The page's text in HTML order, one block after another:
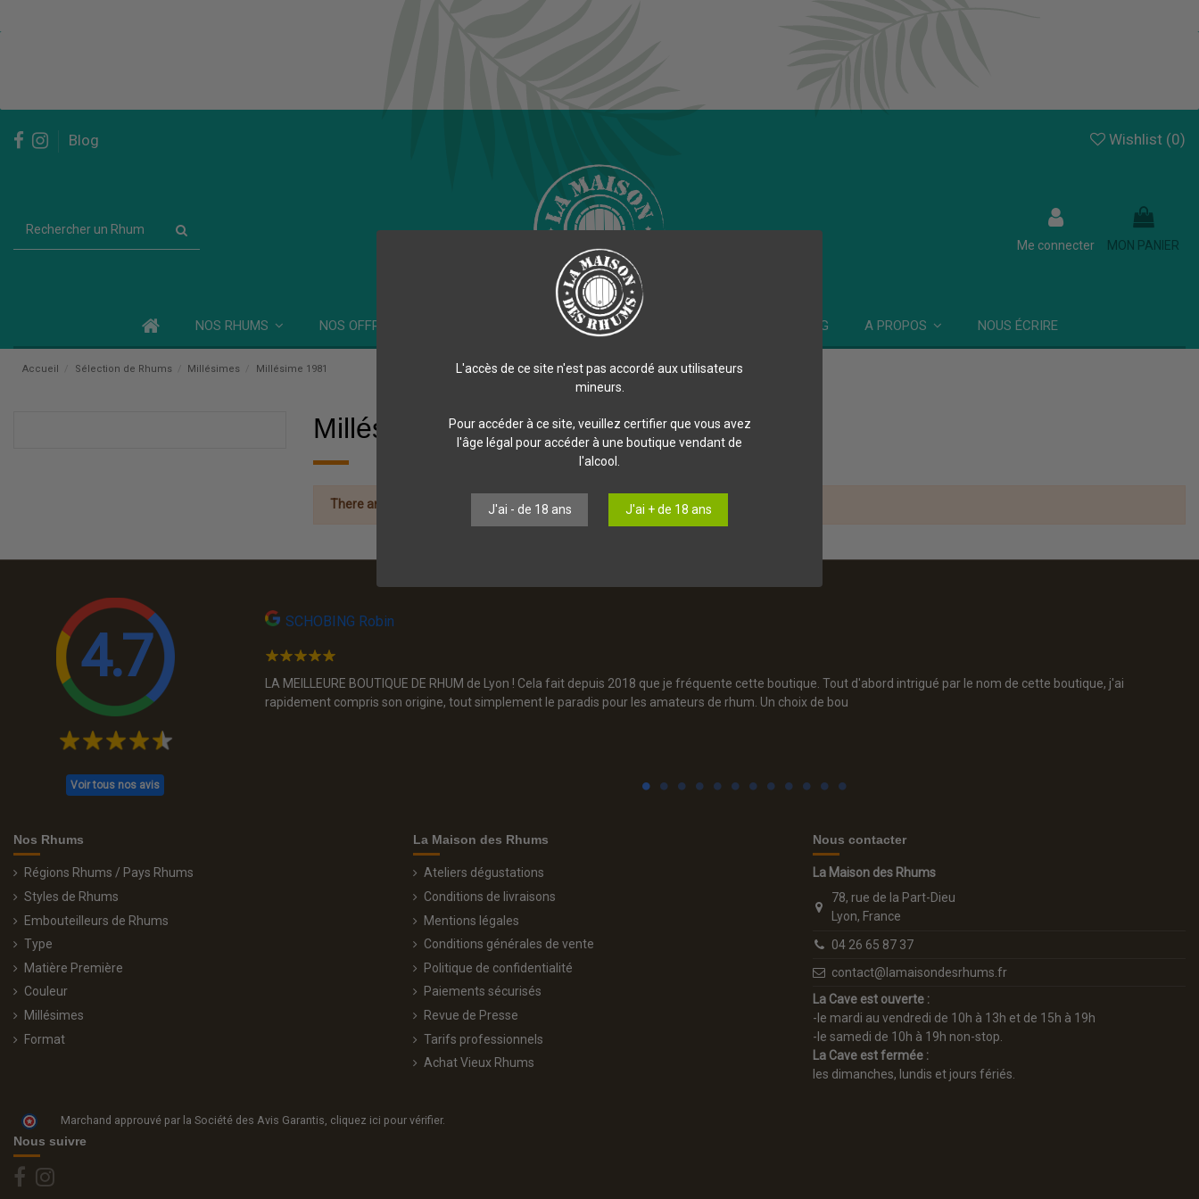
L'accès de ce site n'est pas accordé aux utilisateurs
mineurs.
Pour accéder à ce site, veuillez certifier que vous avez
l'âge légal pour accéder à une boutique vendant de
l'alcool.
J'ai - de 18 ans J'ai + de 18 ans
Blog Wishlist (0)
Me connecter MON PANIER
NOS RHUMS NOS OFFRES
new
NOS ANIMATIONS NOTRE BLOG A PROPOS NOUS ÉCRIRE
Accueil Sélection de Rhums Millésimes Millésime 1981
Millésime 1981
There are no products.
4.7
Voir tous nos avis
SCHOBING Robin
LA MEILLEURE BOUTIQUE DE RHUM de Lyon ! Cela fait depuis 2018 que je fréquente cette boutique. Tout d'abord intrigué par le nom de cette boutique, j'ai
rapidement compris son origine, tout simplement le paradis pour les amateurs de rhum. Un choix de bou
Nos Rhums
Régions Rhums / Pays Rhums
Styles de Rhums
Embouteilleurs de Rhums
Type
Matière Première
Couleur
Millésimes
Format
La Maison des Rhums
Ateliers dégustations
Conditions de livraisons
Mentions légales
Conditions générales de vente
Politique de confidentialité
Paiements sécurisés
Revue de Presse
Tarifs professionnels
Achat Vieux Rhums
Nous contacter
La Maison des Rhums
78, rue de la Part-Dieu
Lyon, France
04 26 65 87 37
contact@lamaisondesrhums.fr
La Cave est ouverte :
-le mardi au vendredi de 10h à 13h et de 15h à 19h
-le samedi de 10h à 19h non-stop.
La Cave est fermée :
les dimanches, lundis et jours fériés.
Marchand approuvé par la Société des Avis Garantis, cliquez ici pour vérifier.
Nous suivre